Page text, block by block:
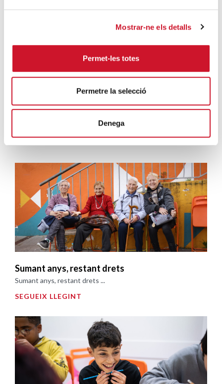
Mostrar-ne els detalls
Permet-les totes
Permetre la selecció
Denega
SEGUEIX LLEGINT
créixer el Maresme
SEGUEIX LLEGINT
Campanyes solidàries
Sumant anys, restant drets
Sumant anys, restant drets ...
SEGUEIX LLEGINT